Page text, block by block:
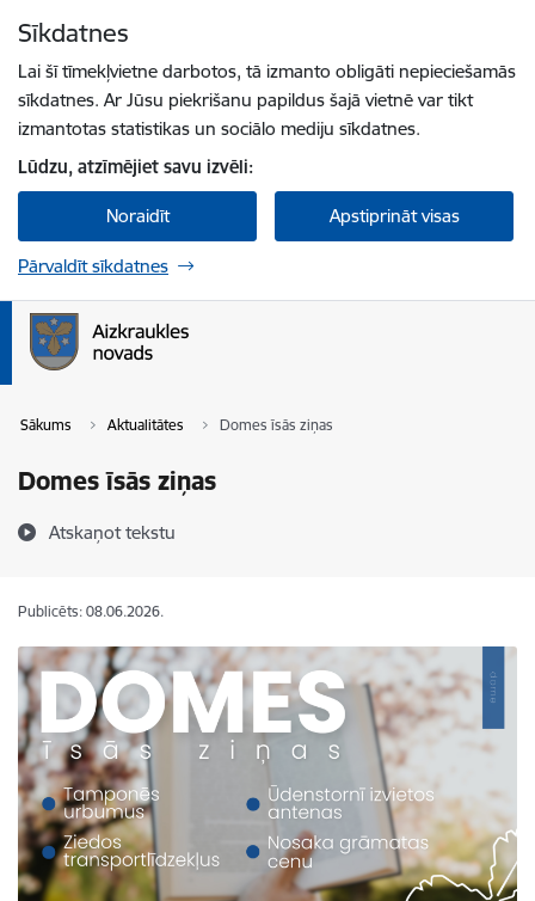
Sīkdatnes
Lai šī tīmekļvietne darbotos, tā izmanto obligāti nepieciešamās
sīkdatnes. Ar Jūsu piekrišanu papildus šajā vietnē var tikt
izmantotas statistikas un sociālo mediju sīkdatnes.
Lūdzu, atzīmējiet savu izvēli:
Noraidīt Apstiprināt visas
Pārvaldīt sīkdatnes
Sākums Aktualitātes Domes īsās ziņas
Domes īsās ziņas
Atskaņot tekstu
Publicēts: 08.06.2026.